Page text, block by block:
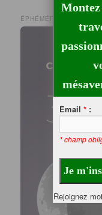
ÉPHÉMÉRIDE LUNAIRE
Email * :
* champ
Rejoignez